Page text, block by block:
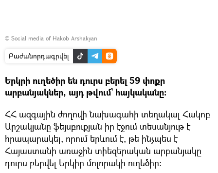
© Social media of Hakob Arshakyan
Բաժանորդագրվել
Երկրի ուղեծիր են դուրս բերել 59 փոքր
արբանյակներ, այդ թվում` հայկականը։
ՀՀ ազգային ժողովի նախագահի տեղակալ Հակոբ
Արշակյանը ֆեյսբուքյան իր էջում տեսանյութ է
հրապարակել, որում երևում է, թե ինչպես է
Հայաստանի առաջին տիեզերական արբանյակը
դուրս բերվել Երկիր մոլորակի ուղեծիր։